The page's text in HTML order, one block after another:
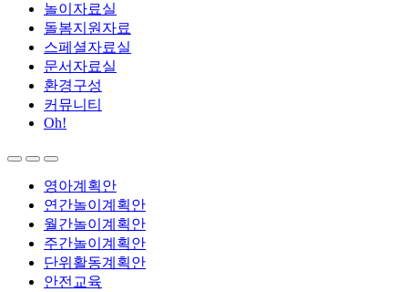
놀이자료실
돌봄지원자료
스페셜자료실
문서자료실
환경구성
커뮤니티
Oh!
영아계획안
연간놀이계획안
월간놀이계획안
주간놀이계획안
단위활동계획안
안전교육